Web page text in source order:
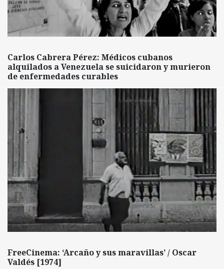
Carlos Cabrera Pérez: Médicos cubanos
alquilados a Venezuela se suicidaron y murieron
de enfermedades curables
FreeCinema: ‘Arcaño y sus maravillas’ / Oscar
Valdés [1974]